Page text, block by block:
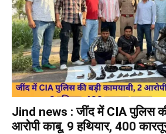
Jind news : जींद में CIA पुलिस
आरोपी काबू, 9 हथियार, 400